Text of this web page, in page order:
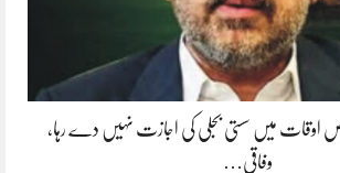
اوقات میں سستی بجلی کی اجازت نہیں دے رہا،
وفاقی…